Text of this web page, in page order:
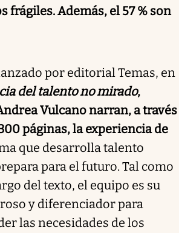
frágiles. Además, el 57 % son
por editorial Temas, en
del talento no mirado,
Vulcano narran, a través
páginas, la experiencia de
que desarrolla talento
para el futuro. Tal como
del texto, el equipo es su
y diferenciador para
las necesidades de los